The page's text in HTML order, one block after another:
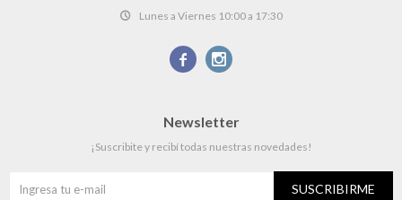
Lunes a Viernes 10:00 a 17:30
 
Newsletter
¡Suscribite y recibí todas nuestras novedades!
SUSCRIBIRME